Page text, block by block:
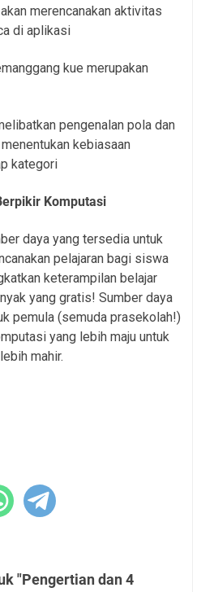
merencanakan aktivitas
di aplikasi
kue merupakan
pengenalan pola dan
kebiasaan
kategori
Komputasi
daya yang tersedia untuk
pelajaran bagi siswa
keterampilan belajar
yang gratis! Sumber daya
pemula (semuda prasekolah!)
yang lebih maju untuk
mahir.
"Pengertian dan 4